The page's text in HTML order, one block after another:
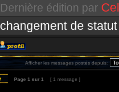
Dernière édition par
changement de statut
Afficher les messages postés depuis:
Page 1 sur 1 [ 1 message ]